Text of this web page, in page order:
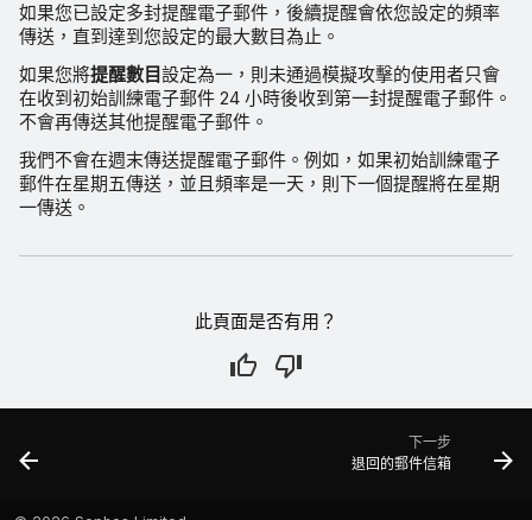
如果您已設定多封提醒電子郵件，後續提醒會依您設定的頻率
傳送，直到達到您設定的最大數目為止。
如果您將提醒數目設定為一，則未通過模擬攻擊的使用者只會
在收到初始訓練電子郵件 24 小時後收到第一封提醒電子郵件。
不會再傳送其他提醒電子郵件。
我們不會在週末傳送提醒電子郵件。例如，如果初始訓練電子
郵件在星期五傳送，並且頻率是一天，則下一個提醒將在星期
一傳送。
此頁面是否有用？
下一步
退回的郵件信箱